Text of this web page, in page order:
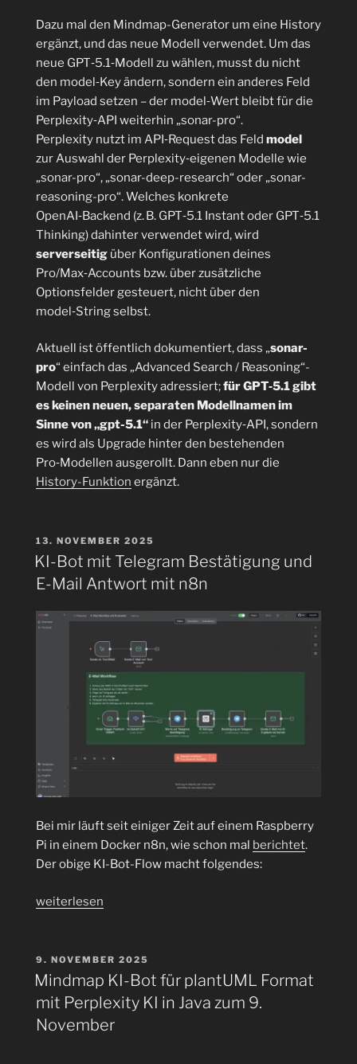
Dazu mal den Mindmap-Generator um eine History
ergänzt, und das neue Modell verwendet. Um das
neue GPT‑5.1‑Modell zu wählen, musst du nicht
den model‑Key ändern, sondern ein anderes Feld
im Payload setzen – der model‑Wert bleibt für die
Perplexity‑API weiterhin „sonar-pro“.
Perplexity nutzt im API‑Request das Feld model
zur Auswahl der Perplexity‑eigenen Modelle wie
„sonar-pro“, „sonar-deep-research“ oder „sonar-
reasoning-pro“. Welches konkrete
OpenAI‑Backend (z. B. GPT‑5.1 Instant oder GPT‑5.1
Thinking) dahinter verwendet wird, wird
serverseitig über Konfigurationen deines
Pro/Max‑Accounts bzw. über zusätzliche
Optionsfelder gesteuert, nicht über den
model‑String selbst.
Aktuell ist öffentlich dokumentiert, dass „sonar-
pro“ einfach das „Advanced Search / Reasoning“-
Modell von Perplexity adressiert;für GPT‑5.1 gibt
es keinen neuen, separaten Modellnamen im
Sinne von „gpt-5.1“ in der Perplexity‑API, sondern
es wird als Upgrade hinter den bestehenden
Pro‑Modellen ausgerollt. Dann eben nur die
History-Funktion ergänzt.
VERÖFFENTLICHT
AM
13. NOVEMBER 2025
KI-Bot mit Telegram Bestätigung und
E-Mail Antwort mit n8n
Bei mir läuft seit einiger Zeit auf einem Raspberry
Pi in einem Docker n8n, wie schon mal berichtet.
Der obige KI-Bot-Flow macht folgendes:
„KI-
Telegram
Bestätigung
und
E-
Mail
weiterlesen
VERÖFFENTLICHT
AM
9. NOVEMBER 2025
Mindmap KI-Bot für plantUML Format
mit Perplexity KI in Java zum 9.
November